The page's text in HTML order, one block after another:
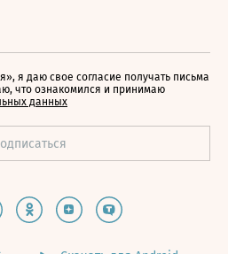
я даю свое согласие получать письма
что ознакомился и принимаю
данных